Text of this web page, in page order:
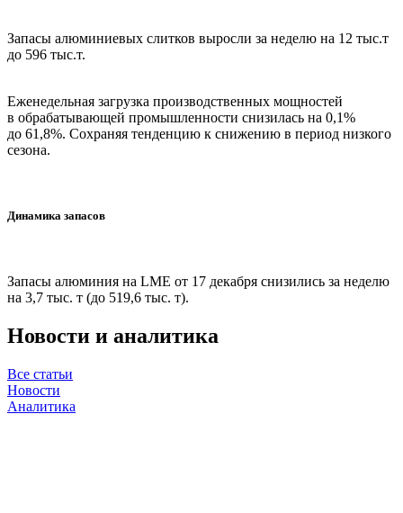
Запасы алюминиевых слитков выросли за неделю на 12 тыс.т
до 596 тыс.т.
Еженедельная загрузка производственных мощностей
в обрабатывающей промышленности снизилась на 0,1%
до 61,8%. Сохраняя тенденцию к снижению в период низкого
сезона.
Динамика запасов
Запасы алюминия на LME от 17 декабря снизились за неделю
на 3,7 тыс. т (до 519,6 тыс. т).
Новости и аналитика
Все статьи
Новости
Аналитика